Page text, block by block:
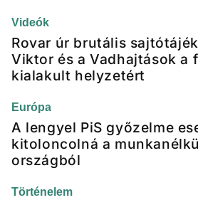
Videók
Rovar úr brutális
Viktor és a Vadhajtások a
kialakult helyzetért
Európa
A lengyel PiS győzelme
kitoloncolná a
országból
Történelem